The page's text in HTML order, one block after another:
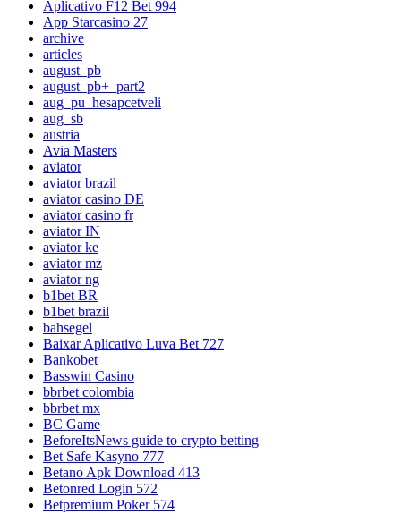
Aplicativo F12 Bet 994
App Starcasino 27
archive
articles
august_pb
august_pb+_part2
aug_pu_hesapcetveli
aug_sb
austria
Avia Masters
aviator
aviator brazil
aviator casino DE
aviator casino fr
aviator IN
aviator ke
aviator mz
aviator ng
b1bet BR
b1bet brazil
bahsegel
Baixar Aplicativo Luva Bet 727
Bankobet
Basswin Casino
bbrbet colombia
bbrbet mx
BC Game
BeforeItsNews guide to crypto betting
Bet Safe Kasyno 777
Betano Apk Download 413
Betonred Login 572
Betpremium Poker 574